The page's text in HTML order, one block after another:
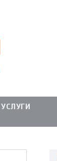
УСЛУГИ